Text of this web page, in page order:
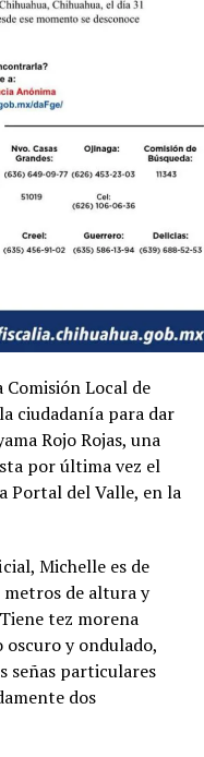
Comisión Local de
ciudadanía para dar
Rojo Rojas, una
por última vez el
Portal del Valle, en la
Michelle es de
metros de altura y
tez morena
y ondulado,
señas particulares
dos